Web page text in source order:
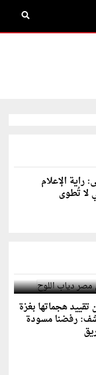
راية الإعلام
لا تُطوى
مصر دياب اللوح
تقييد هجماتها بغزة
رفضنا مسودة